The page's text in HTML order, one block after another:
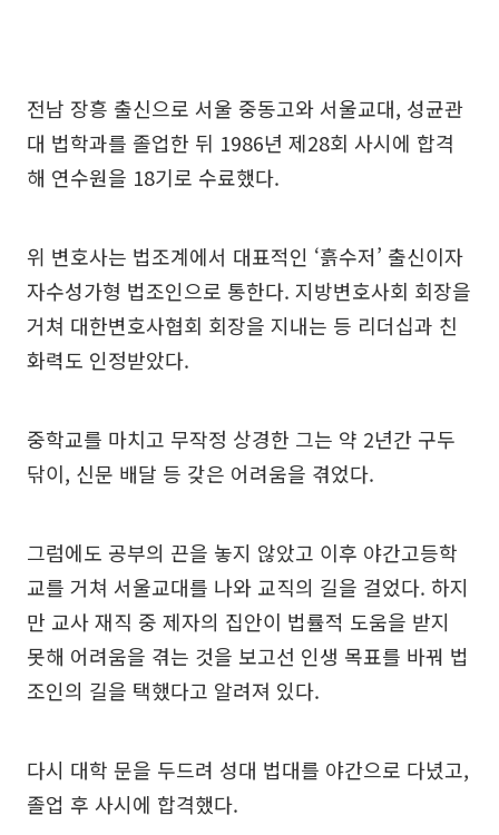
전남 장흥 출신으로 서울 중동고와 서울교대, 성균관
대 법학과를 졸업한 뒤 1986년 제28회 사시에 합격
해 연수원을 18기로 수료했다.
위 변호사는 법조계에서 대표적인 ‘흙수저’ 출신이자
자수성가형 법조인으로 통한다. 지방변호사회 회장을
거쳐 대한변호사협회 회장을 지내는 등 리더십과 친
화력도 인정받았다.
중학교를 마치고 무작정 상경한 그는 약 2년간 구두
닦이, 신문 배달 등 갖은 어려움을 겪었다.
그럼에도 공부의 끈을 놓지 않았고 이후 야간고등학
교를 거쳐 서울교대를 나와 교직의 길을 걸었다. 하지
만 교사 재직 중 제자의 집안이 법률적 도움을 받지
못해 어려움을 겪는 것을 보고선 인생 목표를 바꿔 법
조인의 길을 택했다고 알려져 있다.
다시 대학 문을 두드려 성대 법대를 야간으로 다녔고,
졸업 후 사시에 합격했다.